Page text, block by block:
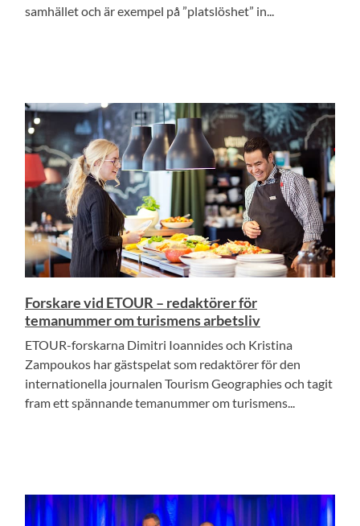
samhället och är exempel på ”platslöshet” in...
Forskare vid ETOUR – redaktörer för
temanummer om turismens arbetsliv
ETOUR-forskarna Dimitri Ioannides och Kristina
Zampoukos har gästspelat som redaktörer för den
internationella journalen Tourism Geographies och tagit
fram ett spännande temanummer om turismens...